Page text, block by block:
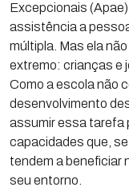
Excepcionais
assistência a
múltipla. Mas ela
extremo: crianças e
Como a escola não
desenvolvimento
assumir essa tarefa
capacidades que,
tendem a beneficiar
seu entorno.